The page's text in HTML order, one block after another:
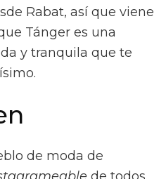
Rabat, así que viene
Tánger es una
y tranquila que te
de moda de